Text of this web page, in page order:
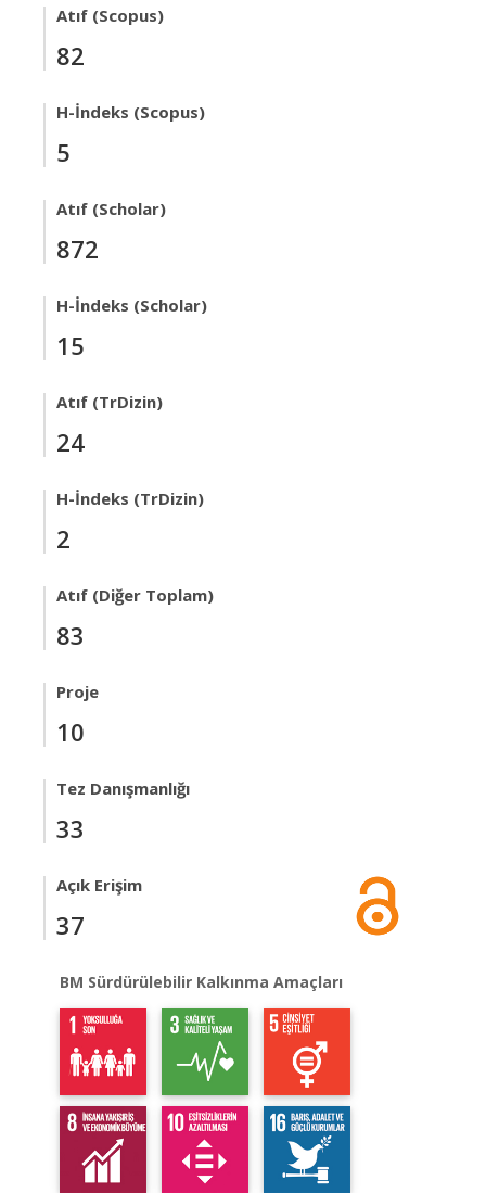
Atıf (Scopus)
82
H-İndeks (Scopus)
5
Atıf (Scholar)
872
H-İndeks (Scholar)
15
Atıf (TrDizin)
24
H-İndeks (TrDizin)
2
Atıf (Diğer Toplam)
83
Proje
10
Tez Danışmanlığı
33
Açık Erişim
37
BM Sürdürülebilir Kalkınma Amaçları